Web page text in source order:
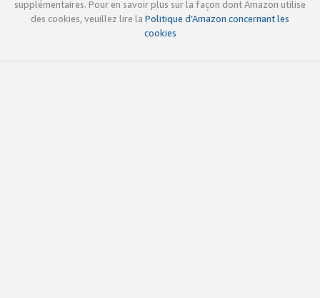
supplémentaires. Pour en savoir plus sur la façon dont Amazon utilise
des cookies, veuillez lire la Politique d’Amazon concernant les
cookies